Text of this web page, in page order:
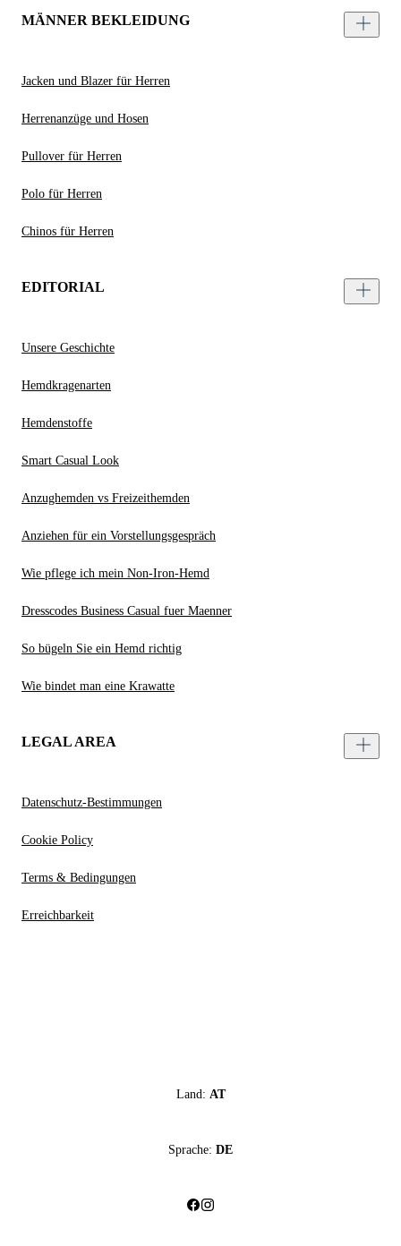
MÄNNER BEKLEIDUNG
Jacken und Blazer für Herren
Herrenanzüge und Hosen
Pullover für Herren
Polo für Herren
Chinos für Herren
EDITORIAL
Unsere Geschichte
Hemdkragenarten
Hemdenstoffe
Smart Casual Look
Anzughemden vs Freizeithemden
Anziehen für ein Vorstellungsgespräch
Wie pflege ich mein Non-Iron-Hemd
Dresscodes Business Casual fuer Maenner
So bügeln Sie ein Hemd richtig
Wie bindet man eine Krawatte
LEGAL AREA
Datenschutz-Bestimmungen
Cookie Policy
Terms & Bedingungen
Erreichbarkeit
Land: AT
Sprache: DE